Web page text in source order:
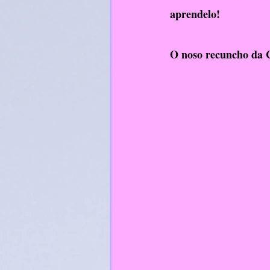
RelixiónCatólica
aprendelo!
O noso recuncho da